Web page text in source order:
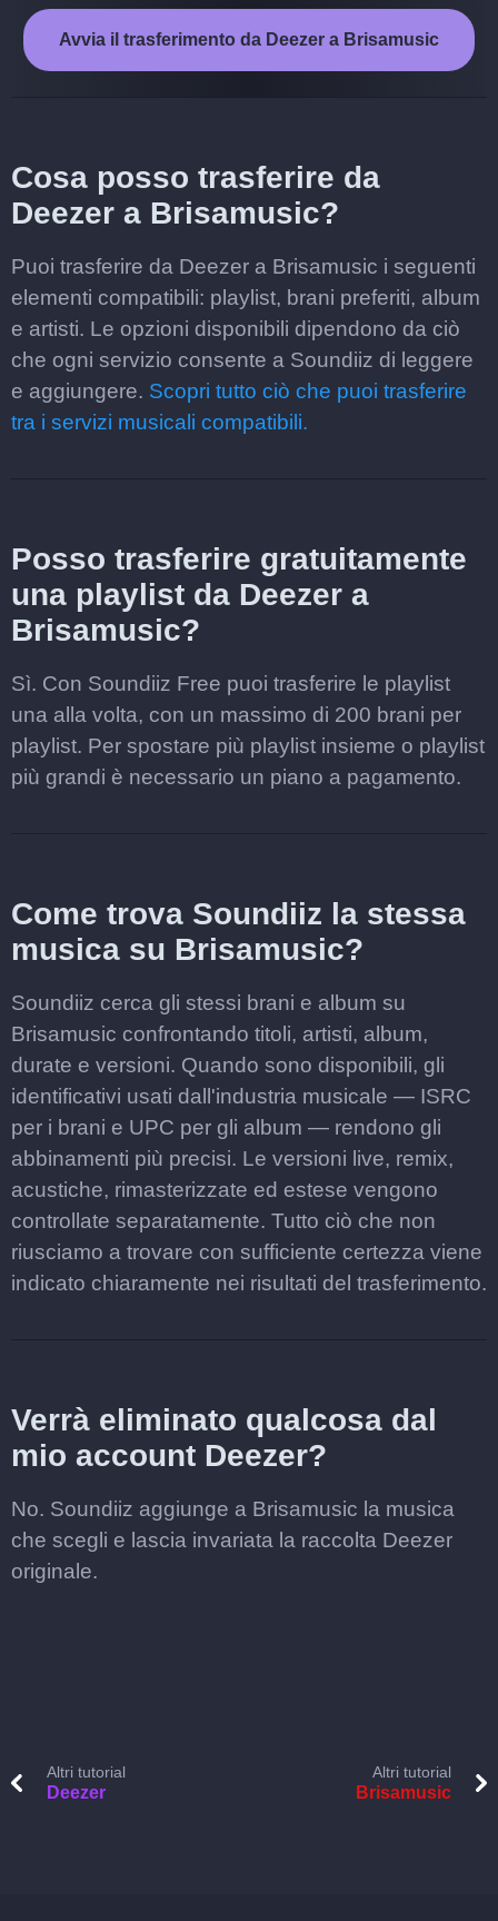
Avvia il trasferimento da Deezer a Brisamusic
Cosa posso trasferire da
Deezer a Brisamusic?
Puoi trasferire da Deezer a Brisamusic i seguenti
elementi compatibili: playlist, brani preferiti, album
e artisti. Le opzioni disponibili dipendono da ciò
che ogni servizio consente a Soundiiz di leggere
e aggiungere. Scopri tutto ciò che puoi trasferire
tra i servizi musicali compatibili.
Posso trasferire gratuitamente
una playlist da Deezer a
Brisamusic?
Sì. Con Soundiiz Free puoi trasferire le playlist
una alla volta, con un massimo di 200 brani per
playlist. Per spostare più playlist insieme o playlist
più grandi è necessario un piano a pagamento.
Come trova Soundiiz la stessa
musica su Brisamusic?
Soundiiz cerca gli stessi brani e album su
Brisamusic confrontando titoli, artisti, album,
durate e versioni. Quando sono disponibili, gli
identificativi usati dall'industria musicale — ISRC
per i brani e UPC per gli album — rendono gli
abbinamenti più precisi. Le versioni live, remix,
acustiche, rimasterizzate ed estese vengono
controllate separatamente. Tutto ciò che non
riusciamo a trovare con sufficiente certezza viene
indicato chiaramente nei risultati del trasferimento.
Verrà eliminato qualcosa dal
mio account Deezer?
No. Soundiiz aggiunge a Brisamusic la musica
che scegli e lascia invariata la raccolta Deezer
originale.
Altri tutorial
Deezer
Altri tutorial
Brisamusic